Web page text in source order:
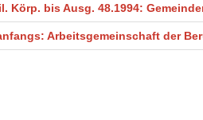
Körp. bis Ausg. 48.1994:
Arbeitsgemeinschaft der